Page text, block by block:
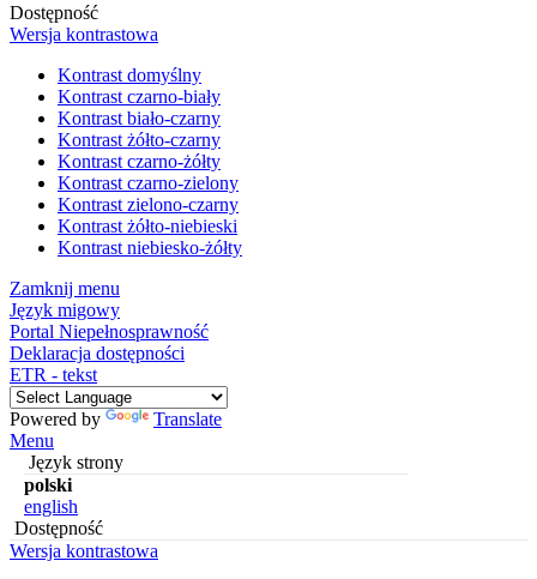
Dostępność
Wersja kontrastowa
Kontrast domyślny
Kontrast czarno-biały
Kontrast biało-czarny
Kontrast żółto-czarny
Kontrast czarno-żółty
Kontrast czarno-zielony
Kontrast zielono-czarny
Kontrast żółto-niebieski
Kontrast niebiesko-żółty
Zamknij menu
Język migowy
Portal Niepełnosprawność
Deklaracja dostępności
ETR - tekst
Powered by
Translate
Menu
Język strony
polski
english
Dostępność
Wersja kontrastowa